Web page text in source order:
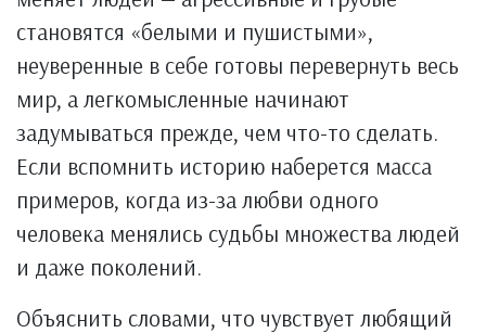
становятся «белыми и пушистыми»,
неуверенные в себе готовы перевернуть весь
мир, а легкомысленные начинают
задумываться прежде, чем что-то сделать.
Если вспомнить историю наберется масса
примеров, когда из-за любви одного
человека менялись судьбы множества людей
и даже поколений.
Объяснить словами, что чувствует любящий